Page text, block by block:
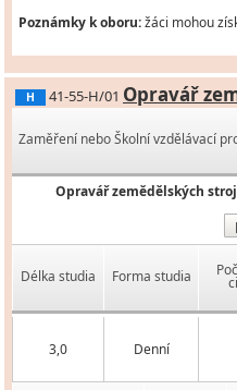
Poznámky k oboru:žáci mohou
H 41-55-H/01 Opravář
Zaměření nebo Školní vzdělávací
Opravář zemědělských
Délka studia Forma studia
3,0 Denní